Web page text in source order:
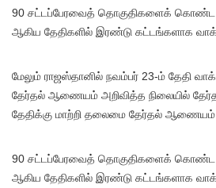
90 சட்டப்பேரவைத் தொகுதிகளைக் கொண்ட
ஆகிய தேதிகளில் இரண்டு கட்டங்களாக
மேலும் ராஜஸ்தானில் நவம்பர் 23-ம் தேதி
தேர்தல் ஆணையம் அறிவித்த நிலையில்
தேதிக்கு மாற்றி தலைமை தேர்தல் ஆணையம்
90 சட்டப்பேரவைத் தொகுதிகளைக் கொண்ட
ஆகிய தேதிகளில் இரண்டு கட்டங்களாக